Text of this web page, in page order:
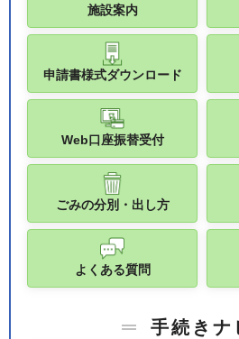
施設案内
申請書様式ダウンロード
Web口座振替受付
ごみの分別・出し方
よくある質問
手続きナ